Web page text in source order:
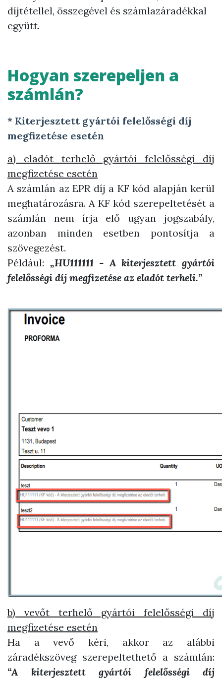
díjtétellel, összegével és számlazáradékkal
együtt.
Hogyan szerepeljen a
számlán?
* Kiterjesztett gyártói felelősségi díj
megfizetése esetén
a) eladót terhelő gyártói felelősségi díj
megfizetése esetén
A számlán az EPR díj a KF kód alapján kerül
meghatározásra. A KF kód szerepeltetését a
számlán nem írja elő ugyan jogszabály,
azonban minden esetben pontosítja a
szövegezést.
Például: „HU111111 - A kiterjesztett gyártói
felelősségi díj megfizetése az eladót terheli.”
b) vevőt terhelő gyártói felelősségi díj
megfizetése esetén
Ha a vevő kéri, akkor az alábbi
záradékszöveg szerepeltethető a számlán:
“A kiterjesztett gyártói felelősségi díj